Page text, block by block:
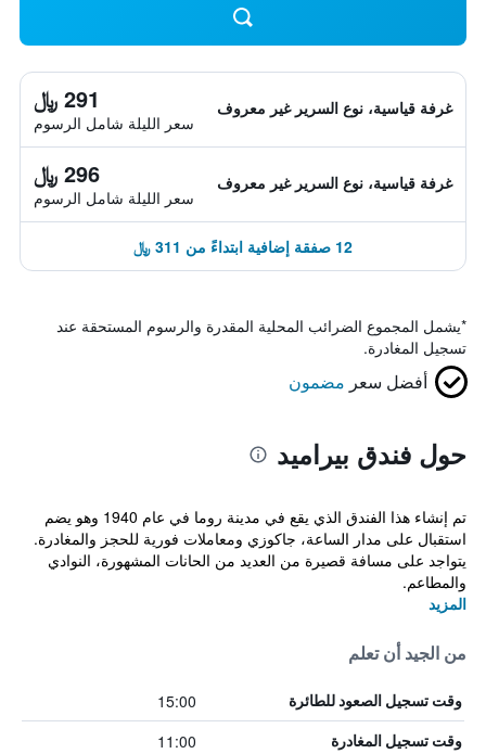
غرفة قياسية، نوع السرير غير معروف 291 ﷼
سعر الليلة شامل الرسوم
غرفة قياسية، نوع السرير غير معروف 296 ﷼
سعر الليلة شامل الرسوم
12 صفقة إضافية ابتداءً من 311 ﷼
*يشمل المجموع الضرائب المحلية المقدرة والرسوم المستحقة عند
تسجيل المغادرة.
أفضل سعر مضمون
حول فندق بيراميد
تم إنشاء هذا الفندق الذي يقع في مدينة روما في عام 1940 وهو يضم
استقبال على مدار الساعة، جاكوزي ومعاملات فورية للحجز والمغادرة.
يتواجد على مسافة قصيرة من العديد من الحانات المشهورة، النوادي
والمطاعم.
المزيد
من الجيد أن تعلم
وقت تسجيل الصعود للطائرة 15:00
وقت تسجيل المغادرة 11:00